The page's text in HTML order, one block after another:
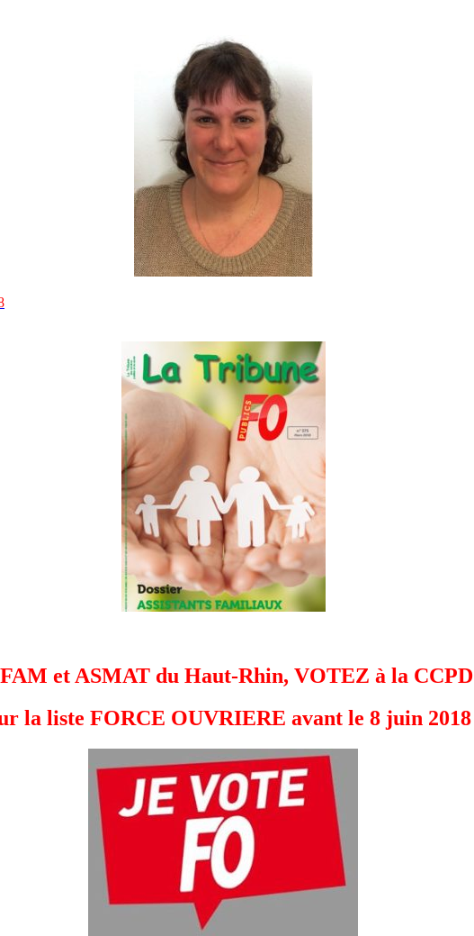
et ASMAT du Haut-Rhin, VOTEZ à la CCPD
la liste FORCE OUVRIERE avant le 8 juin 2018